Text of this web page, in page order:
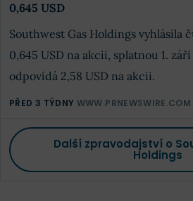
0,645 USD
Southwest Gas Holdings
0,645 USD na akcii, splatnou 1.
odpovídá 2,58 USD na akcii.
PŘED 3 TÝDNY WWW.PRNEWSWIRE.COM
Další zpravodajství o
Holdings